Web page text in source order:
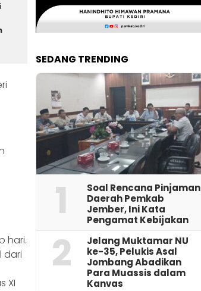
hari.
dari
XI
SEDANG TRENDING
1
‎Soal Rencana Pinjaman
Daerah Pemkab
Jember, Ini Kata
Pengamat Kebijakan ‎
2
Jelang Muktamar NU
ke-35, Pelukis Asal
Jombang Abadikan
Para Muassis dalam
Kanvas